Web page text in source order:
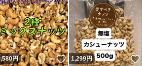
いね！
円 いいね！
1,299円